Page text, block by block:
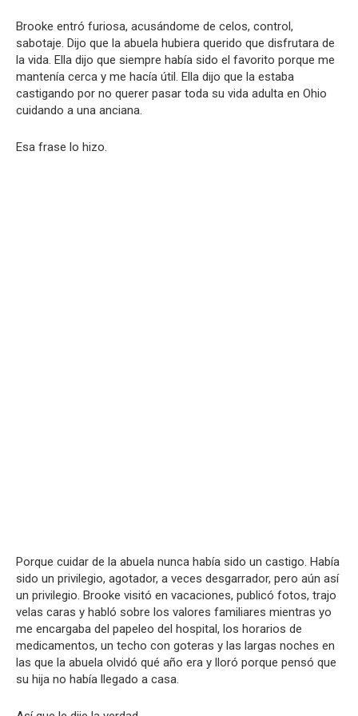
Brooke entró furiosa, acusándome de celos, control,
sabotaje. Dijo que la abuela hubiera querido que disfrutara de
la vida. Ella dijo que siempre había sido el favorito porque me
mantenía cerca y me hacía útil. Ella dijo que la estaba
castigando por no querer pasar toda su vida adulta en Ohio
cuidando a una anciana.
Esa frase lo hizo.
Porque cuidar de la abuela nunca había sido un castigo. Había
sido un privilegio, agotador, a veces desgarrador, pero aún así
un privilegio. Brooke visitó en vacaciones, publicó fotos, trajo
velas caras y habló sobre los valores familiares mientras yo
me encargaba del papeleo del hospital, los horarios de
medicamentos, un techo con goteras y las largas noches en
las que la abuela olvidó qué año era y lloró porque pensó que
su hija no había llegado a casa.